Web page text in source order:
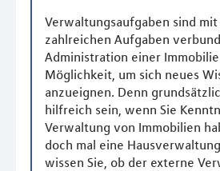
Verwaltungsaufgaben sind
zahlreichen Aufgaben
Administration einer
Möglichkeit, um sich neues
anzueignen. Denn
hilfreich sein, wenn Sie
Verwaltung von Immobilien
doch mal eine
wissen Sie, ob der externe